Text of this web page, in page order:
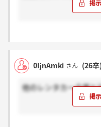
0IjnAmki さん (26卒)
他のレンタカー企業と